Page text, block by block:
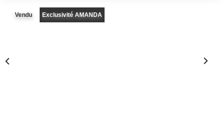
CONTACT
Vendu Exclusivité AMANDA